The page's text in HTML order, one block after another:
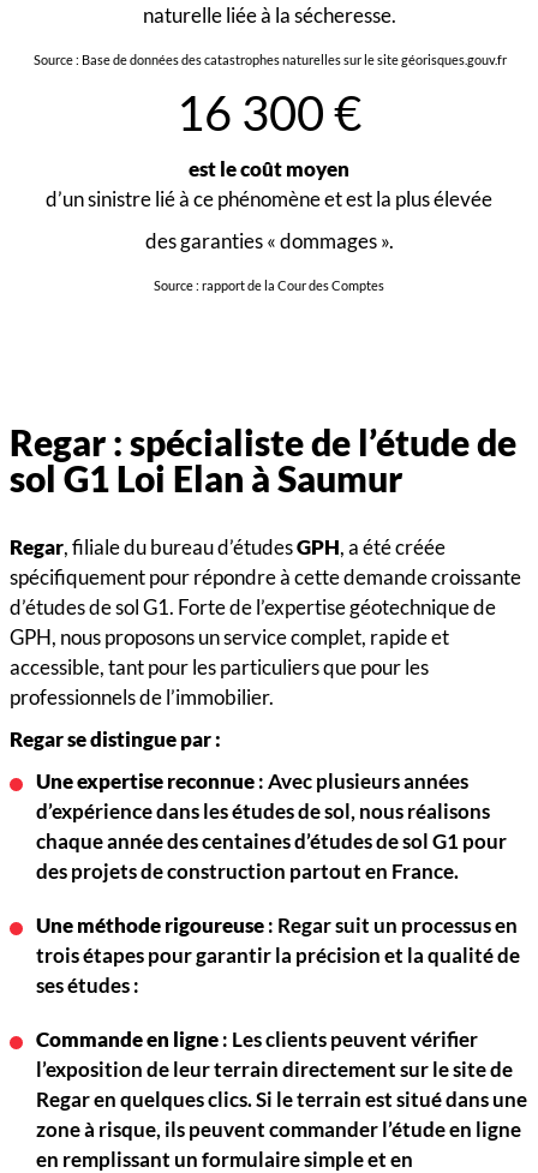
naturelle liée à la sécheresse.
Source : Base de données des catastrophes naturelles sur le site géorisques.gouv.fr
16 300 €
est le coût moyen
d’un sinistre lié à ce phénomène et est la plus élevée
des garanties « dommages ».
Source : rapport de la Cour des Comptes
Regar : spécialiste de l’étude de
sol G1 Loi Elan à Saumur
Regar, filiale du bureau d’étudesGPH, a été créée
spécifiquement pour répondre à cette demande croissante
d’études de sol G1. Forte de l’expertise géotechnique de
GPH, nous proposons un service complet, rapide et
accessible, tant pour les particuliers que pour les
professionnels de l’immobilier.
Regar se distingue par :
Une expertise reconnue: Avec plusieurs années
d’expérience dans les études de sol, nous réalisons
chaque année des centaines d’études de sol G1 pour
des projets de construction partout en France.
Une méthode rigoureuse: Regar suit un processus en
trois étapes pour garantir la précision et la qualité de
ses études :
Commande en ligne: Les clients peuvent vérifier
l’exposition de leur terrain directement sur le site de
Regar en quelques clics. Si le terrain est situé dans une
zone à risque, ils peuvent commander l’étude en ligne
en remplissant un formulaire simple et en